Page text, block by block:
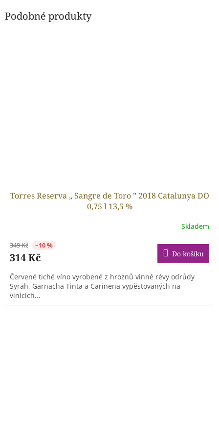
Podobné produkty
Torres Reserva „ Sangre de Toro ” 2018 Catalunya DO
0,75 l 13,5 %
Skladem
349 Kč –10 %
314 Kč Do košíku
Červené tiché víno vyrobené z hroznů vinné révy odrůdy
Syrah, Garnacha Tinta a Carinena vypěstovaných na
vinicích...